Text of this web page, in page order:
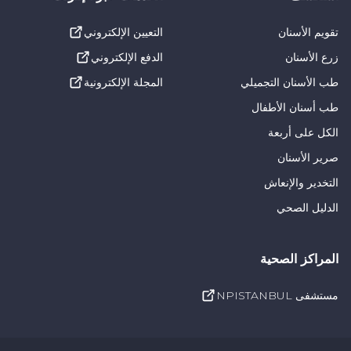
مكتمل وتكون أسطح الأسنان أكثر عرضة لتكوين التسوس.
لذلك، يتم استخدام مانع تسرب الشقوق كعلاج وقائي فعال
في سن مبكرة.
الأفراد المعرضون لخطر التسوس بشكل كبير:
بعض الأفراد معرضين لخطر الإصابة بالتسوس بسبب
عوامل وراثية أو عادات غذائية أو مشاكل في نظافة الفم.
الأشخاص الذين لا يستطيعون تنظيف الأضراس جيدًا:
تقويم الأسنان
زرع الأسنان
طب الأسنان التجميلي
طب أسنان الأطفال
الكل على أربعة
صرير الأسنان
التخدير والإنعاش
الدليل الصحي
التعيين الإلكتروني
الدفع الإلكتروني
المجلة الإلكترونية
المراكز الصحية
مستشفى NPISTANBUL